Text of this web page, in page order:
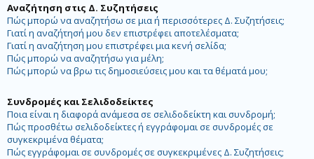
Αναζήτηση στις Δ. Συζητήσεις
Πώς μπορώ να αναζητήσω σε μια ή περισσότερες Δ. Συζητήσεις;
Γιατί η αναζήτησή μου δεν επιστρέφει αποτελέσματα;
Γιατί η αναζήτηση μου επιστρέφει μια κενή σελίδα;
Πώς μπορώ να αναζητήσω για μέλη;
Πώς μπορώ να βρω τις δημοσιεύσεις μου και τα θέματά μου;
Συνδρομές και Σελιδοδείκτες
Ποια είναι η διαφορά ανάμεσα σε σελιδοδείκτη και συνδρομή;
Πώς προσθέτω σελιδοδείκτες ή εγγράφομαι σε συνδρομές σε
συγκεκριμένα θέματα;
Πώς εγγράφομαι σε συνδρομές σε συγκεκριμένες Δ. Συζητήσεις;